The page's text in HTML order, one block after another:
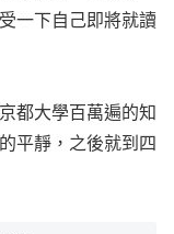
一下自己即將就讀
都大學百萬遍的知
平靜，之後就到四